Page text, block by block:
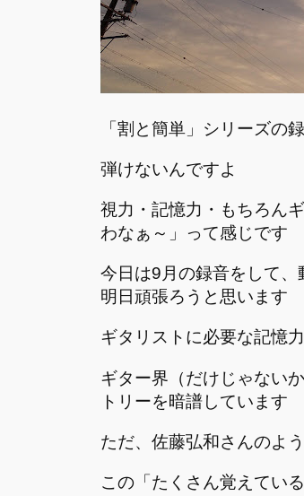
「割と簡単」シリーズの
弾けないんですよ
視力・記憶力・もちろん
わなぁ～」って感じです
今日は9月の録音をして
明日頑張ろうと思います
ギタリストに必要な記憶
ギター界（だけじゃない
トリーを暗譜しています
ただ、佐藤弘和さんのよ
この「たくさん覚えてい